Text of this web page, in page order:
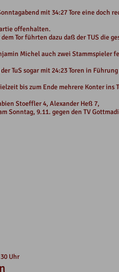
mit 34:27 Tore eine doch
offenhalten.
Tor führten dazu daß der TUS die
Michel auch zwei Stammspieler
TuS sogar mit 24:23 Toren in
bis zum Ende mehrere Konter ins
Stoeffler 4, Alexander Heß 7,
Sonntag, 9.11. gegen den TV
Uhr